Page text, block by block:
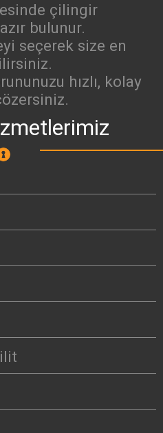
çilingir
bulunur.
seçerek size en
hızlı, kolay